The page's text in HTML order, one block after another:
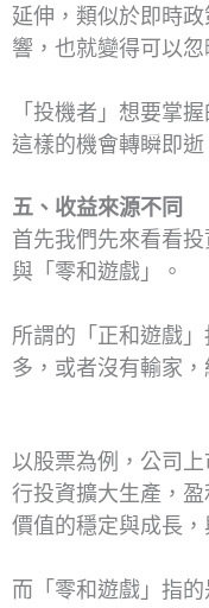
延伸，類似於即時
響，也就變得可以忽
「投機者」想要掌
這樣的機會轉瞬即
五、收益來源不同
首先我們先來看看投
與「零和遊戲」。
所謂的「正和遊戲
多，或者沒有輸家
以股票為例，公司
行投資擴大生產，
價值的穩定與成長
而「零和遊戲」指